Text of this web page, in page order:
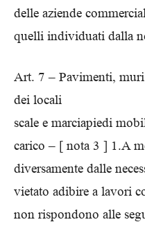
delle aziende
quelli individuati dalla
Art. 7 – Pavimenti,
dei locali
scale e marciapiedi
carico – [ nota 3 ] 1.A
diversamente dalle
vietato adibire a lavori
non rispondono alle